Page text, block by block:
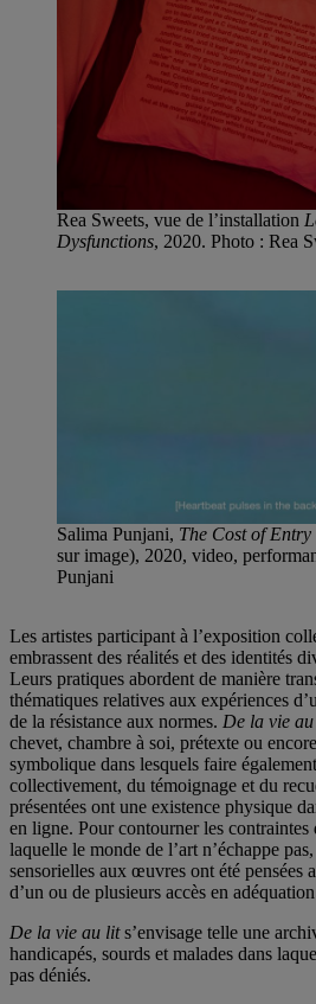
Rea Sweets, vue de l’installation
Dysfunctions, 2020. Photo : Rea
Salima Punjani, The Cost of
sur image), 2020, video,
Punjani
Les artistes participant à l’exposition
embrassent des réalités et des identités
Leurs pratiques abordent de manière
thématiques relatives aux expériences
de la résistance aux normes. De la vie
chevet, chambre à soi, prétexte ou
symbolique dans lesquels faire
collectivement, du témoignage et du
présentées ont une existence physique
en ligne. Pour contourner les contraintes
laquelle le monde de l’art n’échappe
sensorielles aux œuvres ont été pensées
d’un ou de plusieurs accès en
De la vie au lits’envisage telle une
handicapés, sourds et malades dans
pas déniés.